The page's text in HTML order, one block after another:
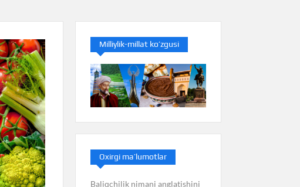
Milliylik-millat ko’zgusi
Oxirgi ma’lumotlar
Baliqchilik nimani anglatishini